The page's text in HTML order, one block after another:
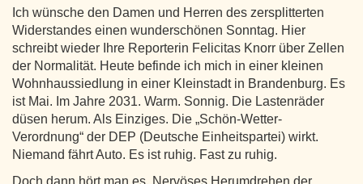
Ich wünsche den Damen und Herren des zersplitterten
Widerstandes einen wunderschönen Sonntag. Hier
schreibt wieder Ihre Reporterin Felicitas Knorr über Zellen
der Normalität. Heute befinde ich mich in einer kleinen
Wohnhaussiedlung in einer Kleinstadt in Brandenburg. Es
ist Mai. Im Jahre 2031. Warm. Sonnig. Die Lastenräder
düsen herum. Als Einziges. Die „Schön-Wetter-
Verordnung“ der DEP (Deutsche Einheitspartei) wirkt.
Niemand fährt Auto. Es ist ruhig. Fast zu ruhig.
Doch dann hört man es. Nervöses Herumdrehen der